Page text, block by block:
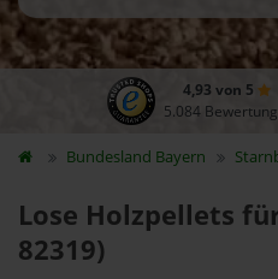
4,93 von 5
5.084
Bundesland Bayern
Lose Holzpellets
82319)